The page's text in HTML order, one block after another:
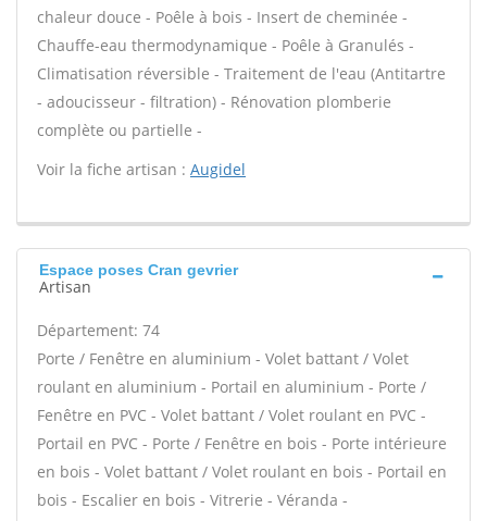
chaleur douce - Poêle à bois - Insert de cheminée -
Chauffe-eau thermodynamique - Poêle à Granulés -
Climatisation réversible - Traitement de l'eau (Antitartre
- adoucisseur - filtration) - Rénovation plomberie
complète ou partielle -
Voir la fiche artisan : Augidel
Espace poses Cran gevrier
Artisan
Département: 74
Porte / Fenêtre en aluminium - Volet battant / Volet
roulant en aluminium - Portail en aluminium - Porte /
Fenêtre en PVC - Volet battant / Volet roulant en PVC -
Portail en PVC - Porte / Fenêtre en bois - Porte intérieure
en bois - Volet battant / Volet roulant en bois - Portail en
bois - Escalier en bois - Vitrerie - Véranda -